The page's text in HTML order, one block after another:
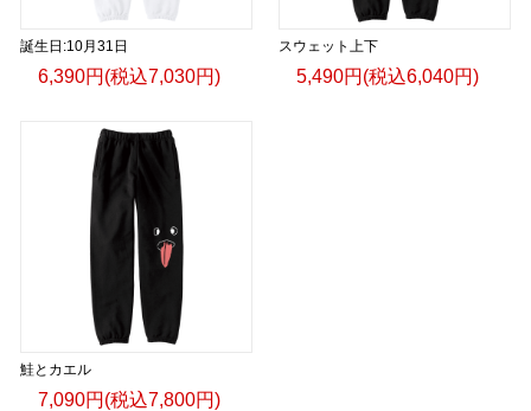
誕生日:10月31日
6,390円(税込7,030円)
スウェット上下
5,490円(税込6,040円)
鮭とカエル
7,090円(税込7,800円)